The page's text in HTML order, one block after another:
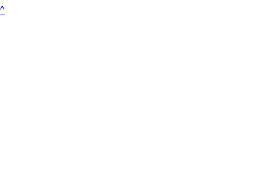
^